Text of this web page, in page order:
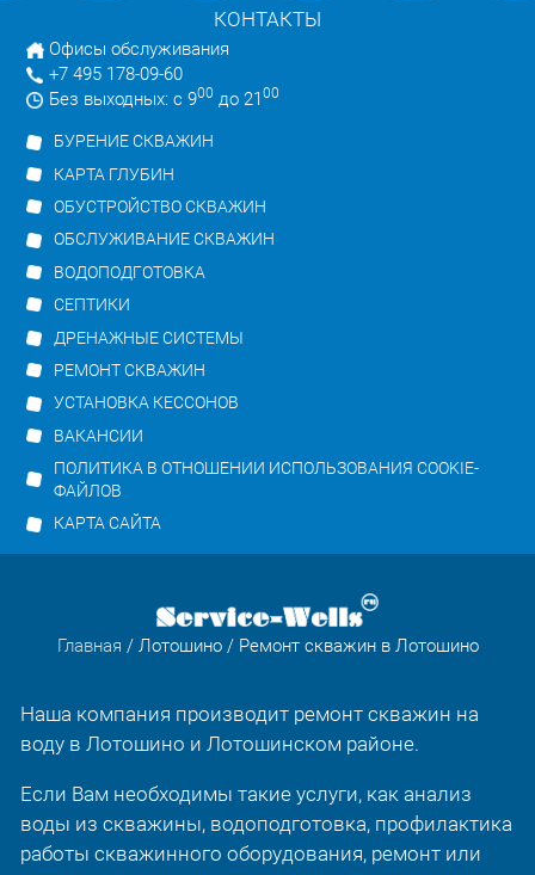
КОНТАКТЫ
Офисы обслуживания
+7 495 178-09-60
Без выходных: с 900 до 21 00
БУРЕНИЕ СКВАЖИН
КАРТА ГЛУБИН
ОБУСТРОЙСТВО СКВАЖИН
ОБСЛУЖИВАНИЕ СКВАЖИН
ВОДОПОДГОТОВКА
СЕПТИКИ
ДРЕНАЖНЫЕ СИСТЕМЫ
РЕМОНТ СКВАЖИН
УСТАНОВКА КЕССОНОВ
ВАКАНСИИ
ПОЛИТИКА В ОТНОШЕНИИ ИСПОЛЬЗОВАНИЯ COOKIE-
ФАЙЛОВ
КАРТА САЙТА
Главная / Лотошино/ Ремонт скважин в Лотошино
Наша компания производит ремонт скважин на
воду в Лотошино и Лотошинском районе.
Если Вам необходимы такие услуги, как анализ
воды из скважины, водоподготовка, профилактика
работы скважинного оборудования, ремонт или